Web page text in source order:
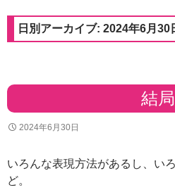
テ
キ
ッ
プ
日別アーカイブ: 2024年6月30
結局
2024年6月30日
いろんな表現方法があるし、い
ど。